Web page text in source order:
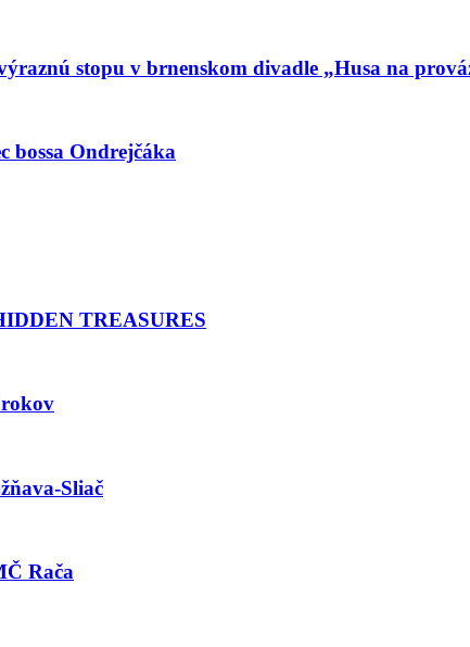
stopu v brnenskom divadle „Husa na
Ondrejčáka
TREASURES
rokov
Sliač
Rača